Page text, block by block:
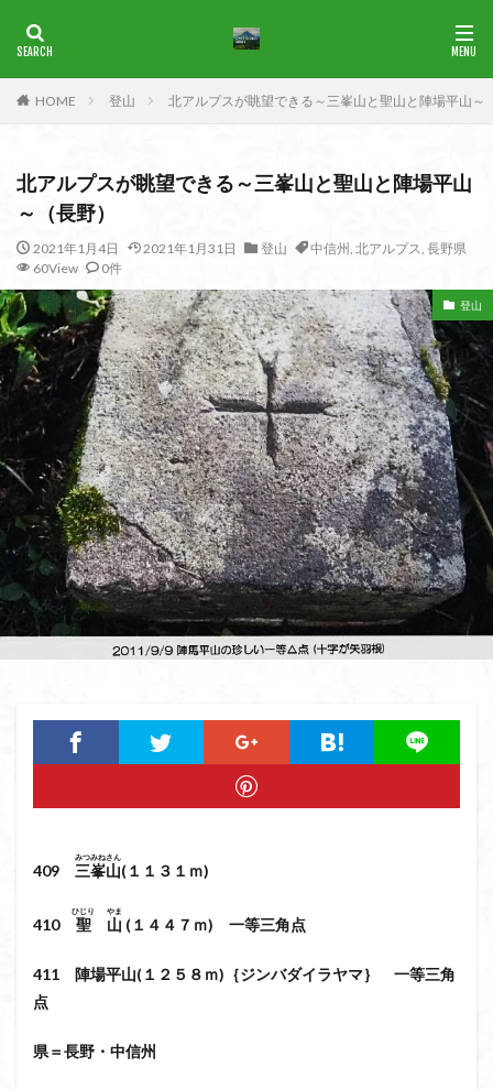
HOME 登山 北アルプスが眺望できる～三峯山と聖山と陣場平山～
北アルプスが眺望できる～三峯山と聖山と陣場平山
～（長野）
2021年1月4日 2021年1月31日 登山 中信州 , 北アルプス, 長野県
60View
0件
登山
409 三
みつ
峯山
みねさん
(１１３１ｍ)
410 聖
ひじり
山
やま
(１４４７ｍ) 一等三角点
411 陣場平山(１２５８ｍ)｛ジンバダイラヤマ｝ 一等三角
点
県＝長野・中信州
カテゴリー
タグ
1965年 横尾山 津軽富士 津軽半島
津軽
津和野
歴史
武蔵御嶽神社 武蔵丘陵 武山
樹氷
榊山
流紋岩 楢抜山 森田山
棚山
桧枝岐
桐生市 桐の花 桃畑
桃源郷
根室海峡
栃木県 林道 松崎町
東近江市
東秩父
活火山 浅草 東京都
物見山
白山書房
登山 男山 甲賀
由比
猿橋
猿投山 猪狩神社
猪狩山
猪の鼻ガ岳
狸山 物語山 物見岩
燕岳
浅間山
熊野古道 焚火 滝
滋賀県
源流
源氏物語 湿原 湖東 湖北
湖
港区
渡良瀬遊水地 清水 深田久弥
東峰
岐阜県
山火事 山椒 山梨県
山梨百名山
山形県
山口県 平尾山 山北
山の本
小諸
官ノ倉山
宇津江四十八滝
月輪寺
月山 最高峰 暗沢山
明神峠
旧白神ブナ倶楽部
旧ブナ倶楽部